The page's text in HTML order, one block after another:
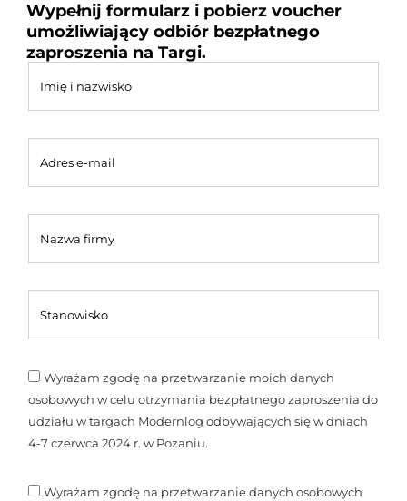
Wypełnij formularz i pobierz voucher
umożliwiający odbiór bezpłatnego
zaproszenia na Targi.
Wyrażam zgodę na przetwarzanie moich danych
osobowych w celu otrzymania bezpłatnego zaproszenia do
udziału w targach Modernlog odbywających się w dniach
4-7 czerwca 2024 r. w Pozaniu.
Wyrażam zgodę na przetwarzanie danych osobowych